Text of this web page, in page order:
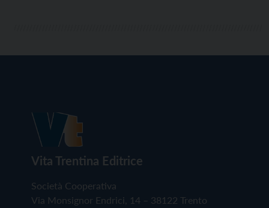
Vita Trentina Editrice
Società Cooperativa
Via Monsignor Endrici, 14 – 38122 Trento